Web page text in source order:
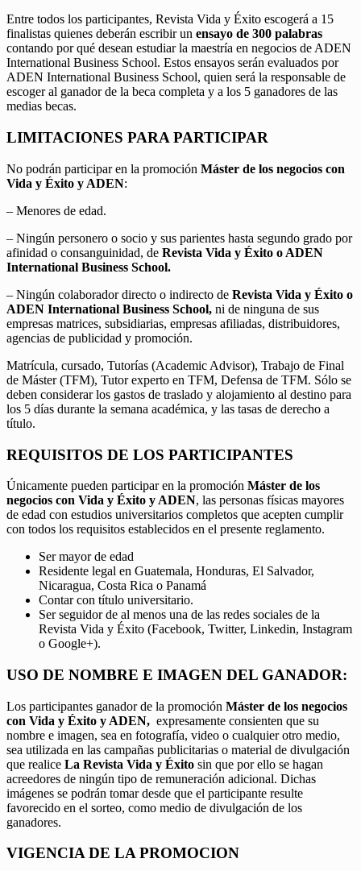
Entre todos los participantes, Revista Vida y Éxito escogerá a 15
finalistas quienes deberán escribir un ensayo de 300 palabras
contando por qué desean estudiar la maestría en negocios de ADEN
International Business School. Estos ensayos serán evaluados por
ADEN International Business School, quien será la responsable de
escoger al ganador de la beca completa y a los 5 ganadores de las
medias becas.
LIMITACIONES PARA PARTICIPAR
No podrán participar en la promoción Máster de los negocios con
Vida y Éxito y ADEN:
– Menores de edad.
– Ningún personero o socio y sus parientes hasta segundo grado por
afinidad o consanguinidad, de Revista Vida y Éxito o ADEN
International Business School.
– Ningún colaborador directo o indirecto de Revista Vida y Éxito o
ADEN International Business School, ni de ninguna de sus
empresas matrices, subsidiarias, empresas afiliadas, distribuidores,
agencias de publicidad y promoción.
Matrícula, cursado, Tutorías (Academic Advisor), Trabajo de Final
de Máster (TFM), Tutor experto en TFM, Defensa de TFM. Sólo se
deben considerar los gastos de traslado y alojamiento al destino para
los 5 días durante la semana académica, y las tasas de derecho a
título.
REQUISITOS DE LOS PARTICIPANTES
Únicamente pueden participar en la promoción Máster de los
negocios con Vida y Éxito y ADEN, las personas físicas mayores
de edad con estudios universitarios completos que acepten cumplir
con todos los requisitos establecidos en el presente reglamento.
Ser mayor de edad
Residente legal en Guatemala, Honduras, El Salvador,
Nicaragua, Costa Rica o Panamá
Contar con título universitario.
Ser seguidor de al menos una de las redes sociales de la
Revista Vida y Éxito (Facebook, Twitter, Linkedin, Instagram
o Google+).
USO DE NOMBRE E IMAGEN DEL GANADOR:
Los participantes ganador de la promoción Máster de los negocios
con Vida y Éxito y ADEN, expresamente consienten que su
nombre e imagen, sea en fotografía, video o cualquier otro medio,
sea utilizada en las campañas publicitarias o material de divulgación
que realice La Revista Vida y Éxito sin que por ello se hagan
acreedores de ningún tipo de remuneración adicional. Dichas
imágenes se podrán tomar desde que el participante resulte
favorecido en el sorteo, como medio de divulgación de los
ganadores.
VIGENCIA DE LA PROMOCION